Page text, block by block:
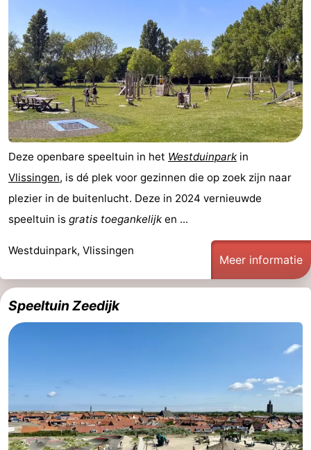
Deze openbare speeltuin in het Westduinpark in
Vlissingen, is dé plek voor gezinnen die op zoek zijn naar
plezier in de buitenlucht. Deze in 2024 vernieuwde
speeltuin is gratis toegankelijk en ...
Westduinpark, Vlissingen
Meer informatie
Speeltuin Zeedijk